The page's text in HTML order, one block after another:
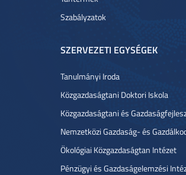
Szabályzatok
SZERVEZETI EGYSÉGEK
Tanulmányi Iroda
Közgazdaságtani Doktori Iskola
Közgazdaságtani és
Nemzetközi Gazdaság- és
Ökológiai Közgazdaságtan Intézet
Pénzügyi és Gazdaságelemzési